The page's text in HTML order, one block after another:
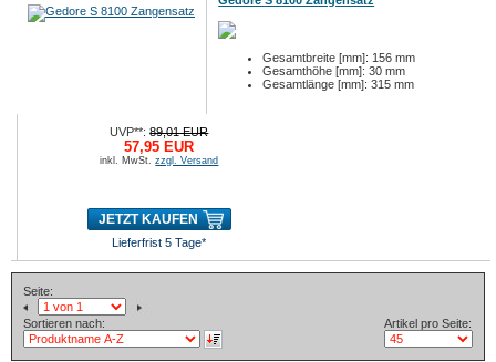
Gesamtbreite [mm]: 156 mm
Gesamthöhe [mm]: 30 mm
Gesamtlänge [mm]: 315 mm
UVP**:89,01 EUR
57,95 EUR
inkl. MwSt.zzgl. Versand
JETZT KAUFEN
Lieferfrist 5 Tage*
Seite:
Sortieren nach: Artikel pro Seite: